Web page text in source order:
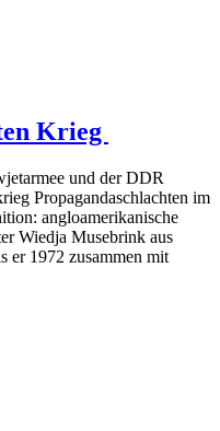
Krieg
und der DDR
Propagandaschlachten im
angloamerikanische
Wiedja Musebrink aus
er 1972 zusammen mit